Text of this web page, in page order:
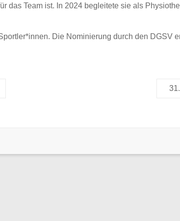
das Team ist. In 2024 begleitete sie als
Die Nominierung durch den DGSV